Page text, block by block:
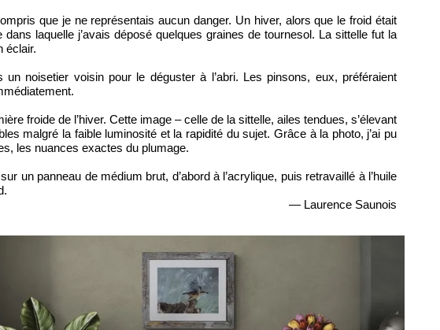
que je ne représentais aucun danger. Un hiver, alors que le froid était
laquelle j’avais déposé quelques graines de tournesol. La sittelle fut la
éclair.
noisetier voisin pour le déguster à l’abri. Les pinsons, eux, préféraient
froide de l’hiver. Cette image – celle de la sittelle, ailes tendues, s’élevant
malgré la faible luminosité et la rapidité du sujet. Grâce à la photo, j’ai pu
les nuances exactes du plumage.
un panneau de médium brut, d’abord à l’acrylique, puis retravaillé à l’huile
— Laurence Saunois